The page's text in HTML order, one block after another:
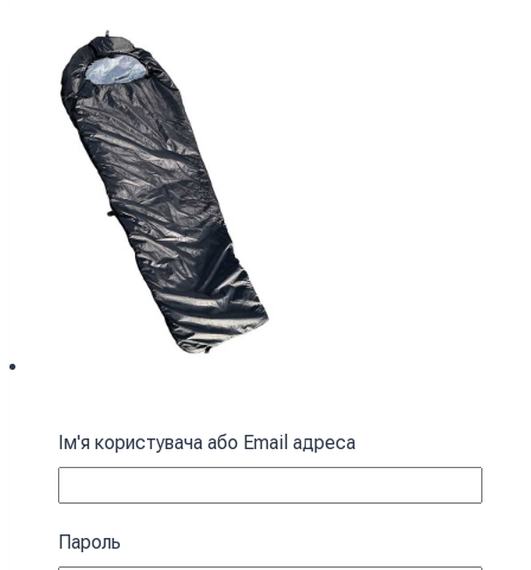
Спальний мішок з капюшоном “Кокон”
весна-осінь чорний
У кошик
Ім'я користувача або Email адреса
Пароль